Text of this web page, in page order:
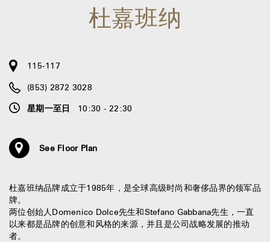
杜嘉班纳
115-117
(853) 2872 3028
星期一至日
10:30 - 22:30
See Floor Plan
杜嘉班纳品牌成立于1985年，是全球高级时尚和奢侈品界的领军品
牌。
两位创始人Domenico Dolce先生和Stefano Gabbana先生，一直
以来都是品牌的创意和风格的来源，并且是公司战略发展的推动
者。